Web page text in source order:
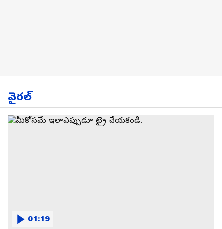
వైరల్
01:19